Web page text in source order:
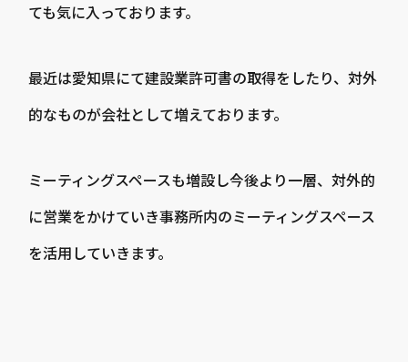
ても気に入っております。
最近は愛知県にて建設業許可書の取得をしたり、対外
的なものが会社として増えております。
ミーティングスペースも増設し今後より一層、対外的
に営業をかけていき事務所内のミーティングスペース
を活用していきます。